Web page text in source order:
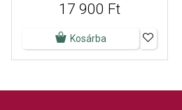
17 900 Ft
Kosárba